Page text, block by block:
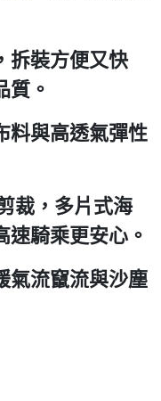
拆裝方便又快
質。
料與高透氣彈性
裁，多片式海
速騎乘更安心。
氣流竄流與沙塵